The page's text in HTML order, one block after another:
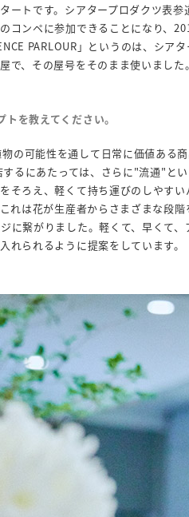
ートです。シアタープロダクツ表
コンペに参加できることになり、
PARLOUR」というのは、シア
で、その屋号をそのまま使いました。
を教えてください。
物の可能性を通して日常に価値ある
るにあたっては、さらに"流通"と
そろえ、軽くて持ち運びのしやす
れは花が生産者からさまざまな段
に繋がりました。軽くて、早くて、
れられるように提案をしています。